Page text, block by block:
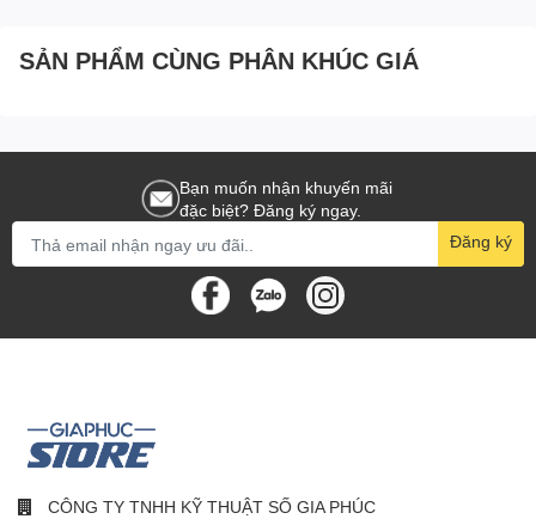
SẢN PHẨM CÙNG PHÂN KHÚC GIÁ
Bạn muốn nhận khuyến mãi
đặc biệt? Đăng ký ngay.
Đăng ký
CÔNG TY TNHH KỸ THUẬT SỐ GIA PHÚC